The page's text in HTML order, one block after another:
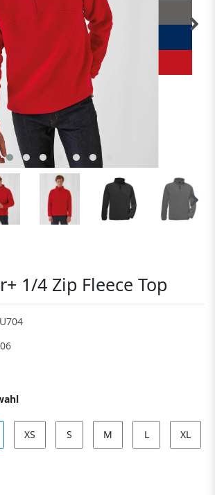
1/4 Zip Fleece Top
XS S M L XL